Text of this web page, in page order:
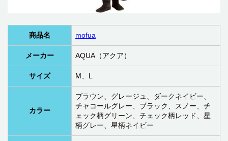
商品名 mofua
メーカー AQUA（アクア）
サイズ M、L
カラー
ブラウン、グレージュ、ダークネイビー、
チャコールグレー、ブラック、スノー、チ
ェック柄グリーン、チェック柄レッド、星
柄グレー、星柄ネイビー